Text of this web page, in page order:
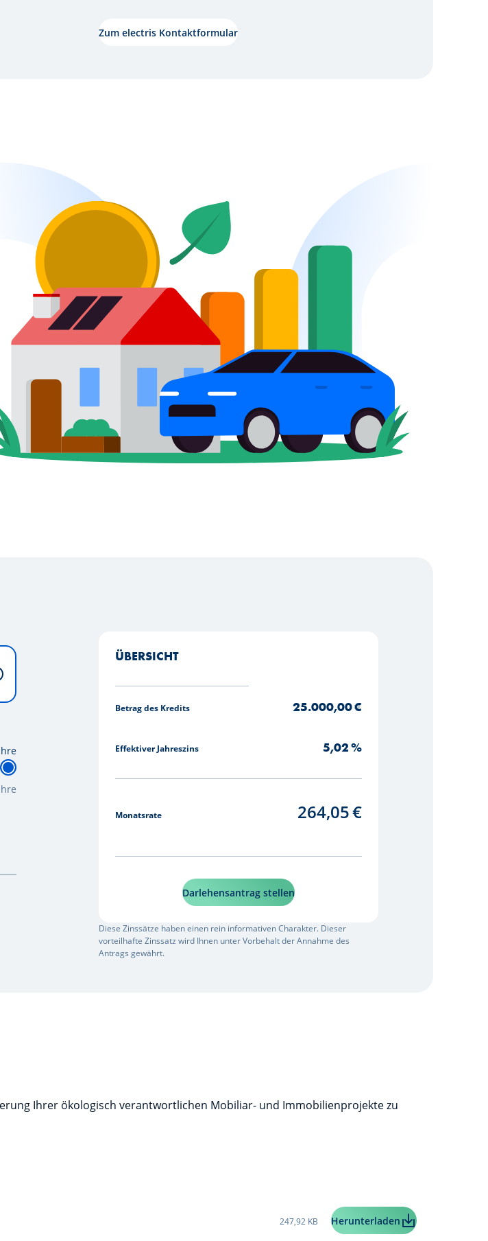
Zum electris Kontaktformular
Diese Zinssätze haben einen rein informativen Charakter. Dieser
vorteilhafte Zinssatz wird Ihnen unter Vorbehalt der Annahme des
Antrags gewährt.
ÜBERSICHT
Betrag des Kredits 25.000,00€
Effektiver Jahreszins 5,02%
Monatsrate 264,05€
Darlehensantrag stellen
Ihrer ökologisch verantwortlichen Mobiliar- und Immobilienprojekte zu
Taille du fichier:
247,92 KB Herunterladen Ecoprêt